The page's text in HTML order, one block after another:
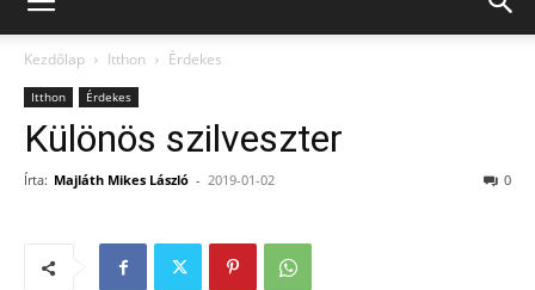
Kezdőlap Itthon Érdekes
Itthon Érdekes
Különös szilveszter
Írta: Majláth Mikes László - 2019-01-02 0